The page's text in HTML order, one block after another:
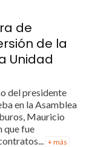
de
de la
Unidad
del presidente
en la Asamblea
Mauricio
que fue
+ más